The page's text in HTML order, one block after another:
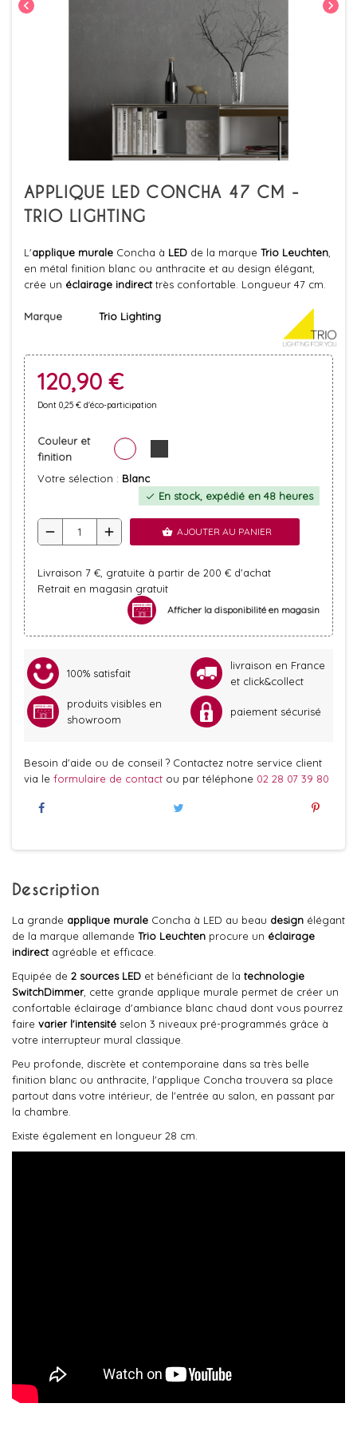
chevron_left chevron_right
APPLIQUE LED CONCHA 47 CM -
TRIO LIGHTING
L'applique murale Concha à LED de la marque Trio Leuchten
en métal finition blanc ou anthracite et au design élégant,
crée un éclairage indirecttrès confortable. Longueur 47 cm.
Marque Trio Lighting
120,90 €
Dont 0,25 € d'éco-participation
Couleur et
finition
Votre sélection : Blanc
check En stock, expédié en 48 heures
remove add shopping_basket AJOUTER AU PANIER
Livraison 7 €, gratuite à partir de 200 € d'achat
Retrait en magasin gratuit
Afficher la disponibilité en magasin
100% satisfait
livraison en France
et click&collect
produits visibles en
showroom
paiement sécurisé
Besoin d'aide ou de conseil ? Contactez notre service client
via le formulaire de contact ou par téléphone 02 28 07 39 80
Description
La grande applique murale Concha à LED au beau design élégant
de la marque allemande Trio Leuchten procure un éclairage
indirectagréable et efficace.
Equipée de 2 sources LED et bénéficiant de la technologie
SwitchDimmer, cette grande applique murale permet de créer un
confortable éclairage d'ambiance blanc chaud dont vous pourrez
faire varier l'intensité selon 3 niveaux pré-programmés grâce à
votre interrupteur mural classique.
Peu profonde, discrète et contemporaine dans sa très belle
finition blanc ou anthracite, l'applique Concha trouvera sa place
partout dans votre intérieur, de l'entrée au salon, en passant par
la chambre.
Existe également en longueur 28 cm.